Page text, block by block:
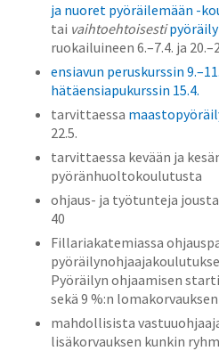
ja nuoret pyöräilemään -
tai vaihtoehtoisesti
ruokailuineen 6.–7.4. ja
ensiavun peruskurssin
hätäensiapukurssin 15.4.
tarvittaessa
22.5.
tarvittaessa kevään ja
pyöränhuoltokoulutusta
ohjaus- ja työtunteja
40
Fillariakatemiassa
Pyöräilyn ohjaamisen
sekä 9 %:n lomakorvauksen
mahdollisista
lisäkorvauksen kunkin